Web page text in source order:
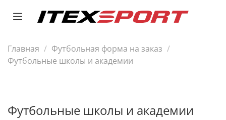
Главная
Футбольная форма на заказ
Футбольные школы и академии
Футбольные школы и академии